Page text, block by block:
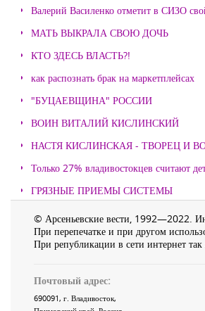
Валерий Василенко отметит в СИЗО
МАТЬ ВЫКРАЛА СВОЮ ДОЧЬ
КТО ЗДЕСЬ ВЛАСТЬ?!
как распознать брак на маркетплейсах
"БУЦАЕВЩИНА" РОССИИ
ВОИН ВИТАЛИЙ КИСЛИНСКИЙ
НАСТЯ КИСЛИНСКАЯ - ТВОРЕЦ И
Только 27% владивостокцев считают
ГРЯЗНЫЕ ПРИЕМЫ СИСТЕМЫ
© Арсеньевские вести, 1992—2022.
При перепечатке и при другом
При републикации в сети интернет
Почтовый адрес:
690091, г. Владивосток,